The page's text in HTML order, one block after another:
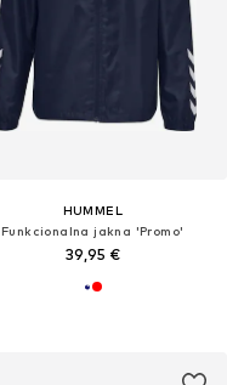
HUMMEL
Funkcionalna jakna 'Promo'
39,95 €